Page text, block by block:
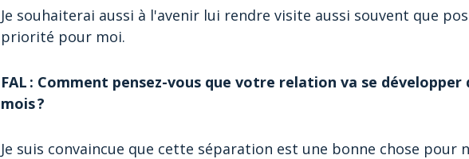
Je souhaiterai aussi à l'avenir lui rendre visite aussi souvent que
priorité pour moi.
FAL : Comment pensez-vous que votre relation va se développer
mois ?
Je suis convaincue que cette séparation est une bonne chose pour